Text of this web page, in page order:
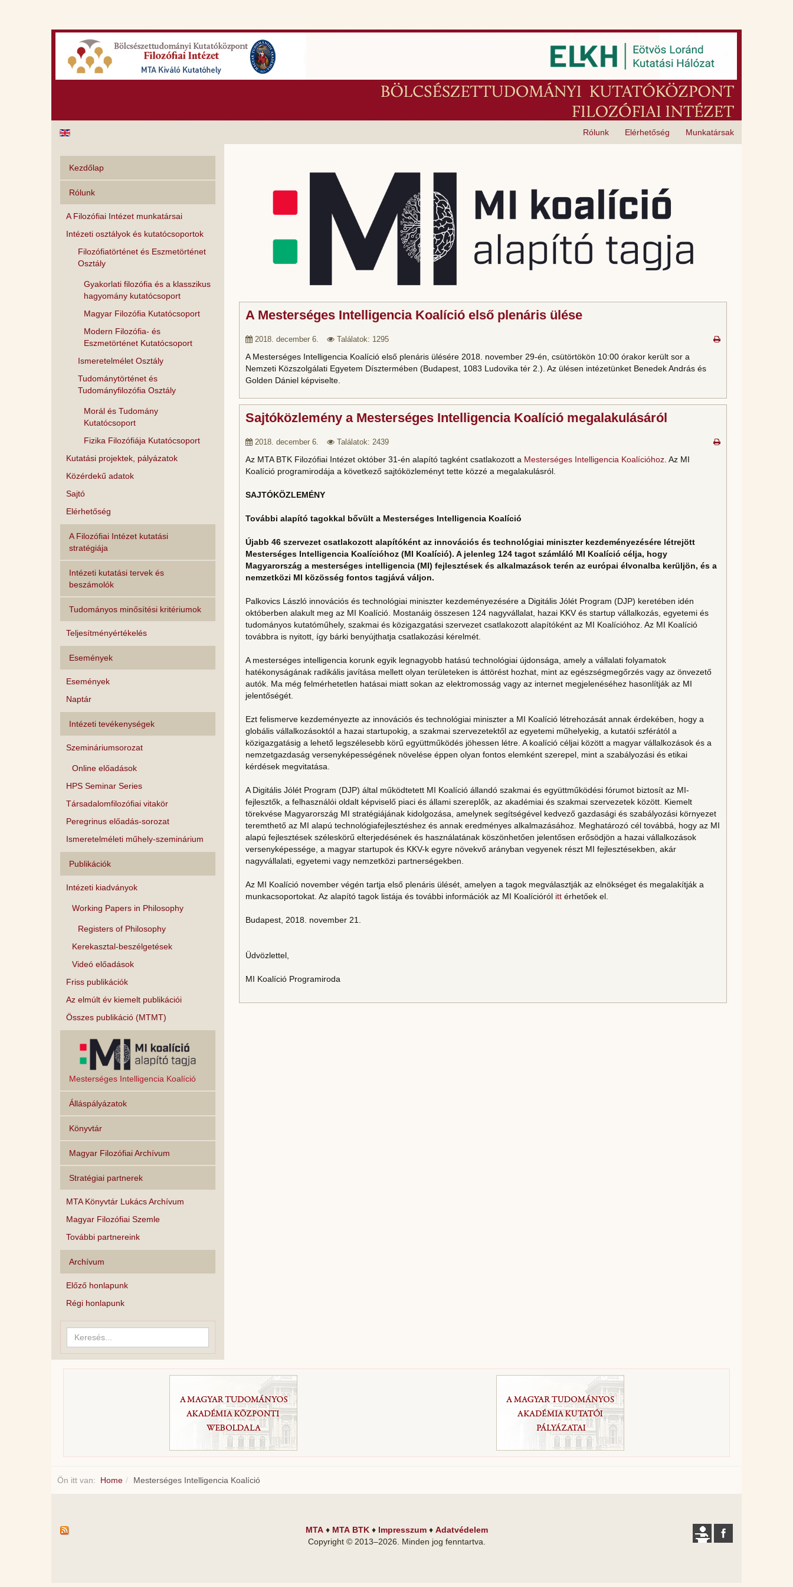
Munkatársak
Elérhetőség
Rólunk
A Mesterséges Intelligencia Koalíció első plenáris ülése
2018. december 6. Találatok: 1295
A Mesterséges Intelligencia Koalíció első plenáris ülésére 2018. november 29-én, csütörtökön 10:00 órakor került sor a
Nemzeti Közszolgálati Egyetem Dísztermében (Budapest, 1083 Ludovika tér 2.). Az ülésen intézetünket Benedek András és
Golden Dániel képviselte.
Sajtóközlemény a Mesterséges Intelligencia Koalíció megalakulásáról
2018. december 6. Találatok: 2439
Az MTA BTK Filozófiai Intézet október 31-én alapító tagként csatlakozott a Mesterséges Intelligencia Koalícióhoz. Az MI
Koalíció programirodája a következő sajtóközleményt tette közzé a megalakulásról.
SAJTÓKÖZLEMÉNY
További alapító tagokkal bővült a Mesterséges Intelligencia Koalíció
Újabb 46 szervezet csatlakozott alapítóként az innovációs és technológiai miniszter kezdeményezésére létrejött
Mesterséges Intelligencia Koalícióhoz (MI Koalíció). A jelenleg 124 tagot számláló MI Koalíció célja, hogy
Magyarország a mesterséges intelligencia (MI) fejlesztések és alkalmazások terén az európai élvonalba kerüljön, és a
nemzetközi MI közösség fontos tagjává váljon.
Palkovics László innovációs és technológiai miniszter kezdeményezésére a Digitális Jólét Program (DJP) keretében idén
októberben alakult meg az MI Koalíció. Mostanáig összesen 124 nagyvállalat, hazai KKV és startup vállalkozás, egyetemi és
tudományos kutatóműhely, szakmai és közigazgatási szervezet csatlakozott alapítóként az MI Koalícióhoz. Az MI Koalíció
továbbra is nyitott, így bárki benyújthatja csatlakozási kérelmét.
A mesterséges intelligencia korunk egyik legnagyobb hatású technológiai újdonsága, amely a vállalati folyamatok
hatékonyságának radikális javítása mellett olyan területeken is áttörést hozhat, mint az egészségmegőrzés vagy az önvezető
autók. Ma még felmérhetetlen hatásai miatt sokan az elektromosság vagy az internet megjelenéséhez hasonlítják az MI
jelentőségét.
Ezt felismerve kezdeményezte az innovációs és technológiai miniszter a MI Koalíció létrehozását annak érdekében, hogy a
globális vállalkozásoktól a hazai startupokig, a szakmai szervezetektől az egyetemi műhelyekig, a kutatói szférától a
közigazgatásig a lehető legszélesebb körű együttműködés jöhessen létre. A koalíció céljai között a magyar vállalkozások és a
nemzetgazdaság versenyképességének növelése éppen olyan fontos elemként szerepel, mint a szabályozási és etikai
kérdések megvitatása.
A Digitális Jólét Program (DJP) által működtetett MI Koalíció állandó szakmai és együttműködési fórumot biztosít az MI-
fejlesztők, a felhasználói oldalt képviselő piaci és állami szereplők, az akadémiai és szakmai szervezetek között. Kiemelt
törekvése Magyarország MI stratégiájának kidolgozása, amelynek segítségével kedvező gazdasági és szabályozási környezet
teremthető az MI alapú technológiafejlesztéshez és annak eredményes alkalmazásához. Meghatározó cél továbbá, hogy az MI
alapú fejlesztések széleskörű elterjedésének és használatának köszönhetően jelentősen erősödjön a hazai vállalkozások
versenyképessége, a magyar startupok és KKV-k egyre növekvő arányban vegyenek részt MI fejlesztésekben, akár
nagyvállalati, egyetemi vagy nemzetközi partnerségekben.
Az MI Koalíció november végén tartja első plenáris ülését, amelyen a tagok megválasztják az elnökséget és megalakítják a
munkacsoportokat. Az alapító tagok listája és további információk az MI Koalícióról ittérhetőek el.
Budapest, 2018. november 21.
Üdvözlettel,
MI Koalíció Programiroda
Kezdőlap
Rólunk
A Filozófiai Intézet munkatársai
Intézeti osztályok és kutatócsoportok
Filozófiatörténet és Eszmetörténet
Osztály
Gyakorlati filozófia és a klasszikus
hagyomány kutatócsoport
Magyar Filozófia Kutatócsoport
Modern Filozófia- és
Eszmetörténet Kutatócsoport
Ismeretelmélet Osztály
Tudománytörténet és
Tudományfilozófia Osztály
Morál és Tudomány
Kutatócsoport
Fizika Filozófiája Kutatócsoport
Kutatási projektek, pályázatok
Közérdekű adatok
Sajtó
Elérhetőség
A Filozófiai Intézet kutatási
stratégiája
Intézeti kutatási tervek és
beszámolók
Tudományos minősítési kritériumok
Teljesítményértékelés
Események
Események
Naptár
Intézeti tevékenységek
Szemináriumsorozat
Online előadások
HPS Seminar Series
Társadalomfilozófiai vitakör
Peregrinus előadás-sorozat
Ismeretelméleti műhely-szeminárium
Publikációk
Intézeti kiadványok
Working Papers in Philosophy
Registers of Philosophy
Kerekasztal-beszélgetések
Videó előadások
Friss publikációk
Az elmúlt év kiemelt publikációi
Összes publikáció (MTMT)
Mesterséges Intelligencia Koalíció
Álláspályázatok
Könyvtár
Magyar Filozófiai Archívum
Stratégiai partnerek
MTA Könyvtár Lukács Archívum
Magyar Filozófiai Szemle
További partnereink
Archívum
Előző honlapunk
Régi honlapunk
Keresés...
Ön itt van: Home Mesterséges Intelligencia Koalíció
MTA♦ MTA BTK♦ Impresszum♦ Adatvédelem
Copyright © 2013–2026 . Minden jog fenntartva.